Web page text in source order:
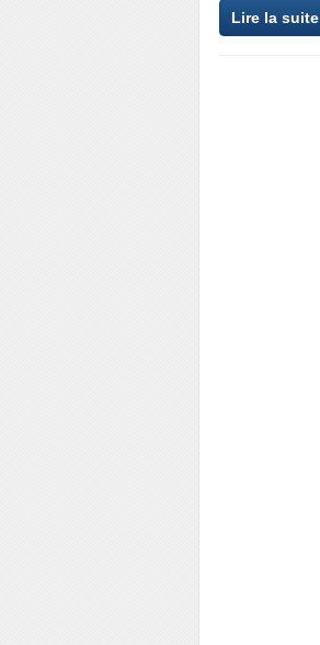
Lire la suite